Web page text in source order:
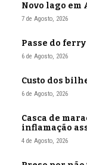
Novo lago em
7 de Agosto, 2026
Passe do ferry
6 de Agosto, 2026
Custo dos
6 de Agosto, 2026
Casca de
inflamação
4 de Agosto, 2026